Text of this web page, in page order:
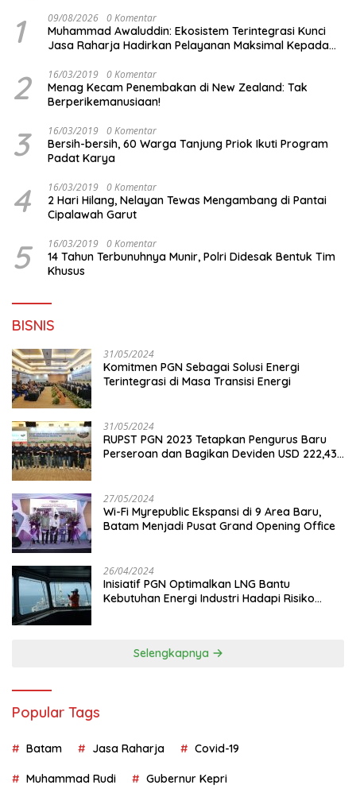
1 09/08/2026 0 Komentar
Muhammad Awaluddin: Ekosistem Terintegrasi Kunci
Jasa Raharja Hadirkan Pelayanan Maksimal Kepada
2 16/03/2019 0 Komentar
Menag Kecam Penembakan di New Zealand: Tak
Berperikemanusiaan!
3 16/03/2019 0 Komentar
Bersih-bersih, 60 Warga Tanjung Priok Ikuti Program
Padat Karya
4 16/03/2019 0 Komentar
2 Hari Hilang, Nelayan Tewas Mengambang di Pantai
Cipalawah Garut
5 16/03/2019 0 Komentar
14 Tahun Terbunuhnya Munir, Polri Didesak Bentuk Tim
Khusus
BISNIS
31/05/2024
Komitmen PGN Sebagai Solusi Energi
Terintegrasi di Masa Transisi Energi
31/05/2024
RUPST PGN 2023 Tetapkan Pengurus Baru
Perseroan dan Bagikan Deviden USD 222,43
27/05/2024
Wi-Fi Myrepublic Ekspansi di 9 Area Baru,
Batam Menjadi Pusat Grand Opening Office
26/04/2024
Inisiatif PGN Optimalkan LNG Bantu
Kebutuhan Energi Industri Hadapi Risiko
Selengkapnya
Popular Tags
Batam Jasa Raharja Covid-19
Muhammad Rudi Gubernur Kepri